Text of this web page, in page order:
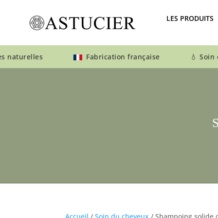
LES PRODUITS
Fabrication française 💧 Soin
Accueil /Soin du cheveux / Shampoing solide